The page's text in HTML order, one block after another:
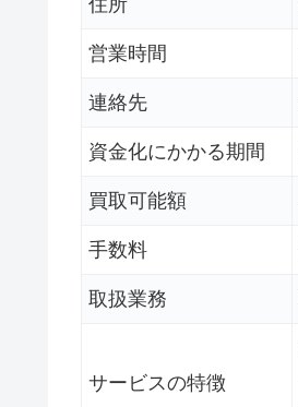
営業時間
連絡先
資金化にかかる期間
買取可能額
手数料
取扱業務
サービスの特徴